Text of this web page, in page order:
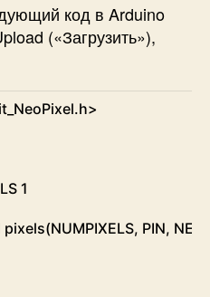
код в Arduino
(«Загрузить»),
1
pixels(NUMPIXELS, PIN,